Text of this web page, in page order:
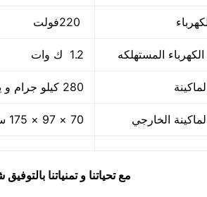
المستهلكه 1.2 ك وات
280 كيلو جرام و يمكن فك الماكينة و تركيبها في اي مكان
الخارجي 70 × 97 × 175 سم و يمكن فك الماكينة و تركيبها في اي مكان
مع تحياتنا و تمنياتنا